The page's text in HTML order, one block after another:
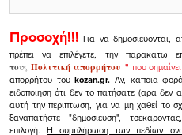
Προσοχή!!! Για να
πρέπει να επιλέγετε, την παρακάτω
τουςΠολιτική απορρήτου" που
απορρήτου τουkozan.gr. Αν, κάποια
ειδοποίηση ότι δεν το πατήσατε (αρα δεν
αυτή την περίπτωση, για να μη χαθεί το
ξαναπατήστε "δημοσίευση",
επιλογή.Η συμπλήρωση των πεδίων